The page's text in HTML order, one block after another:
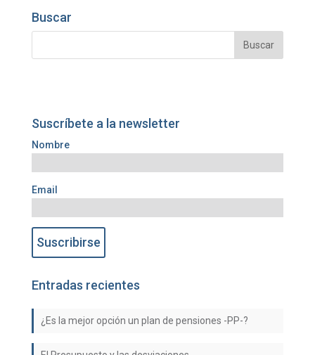
Buscar
Suscríbete a la newsletter
Nombre
Email
Entradas recientes
¿Es la mejor opción un plan de pensiones -PP-?